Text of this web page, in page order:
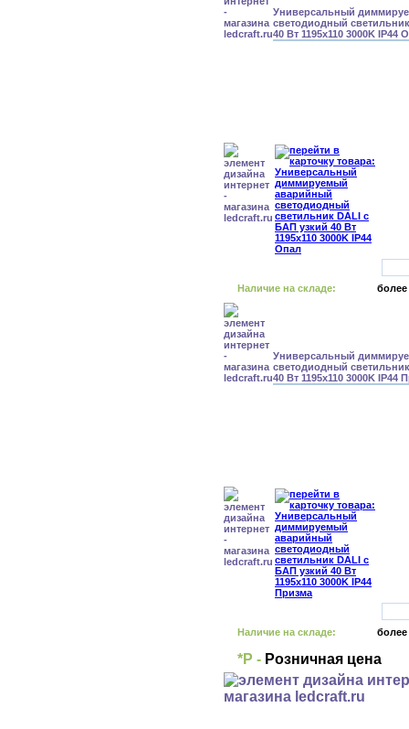
Универсальный
светодиодный
40 Вт 1195x110 3000K IP44
Наличие на складе: более
Универсальный
светодиодный
40 Вт 1195x110 3000K IP44
Наличие на складе: более
*Р - Розничная цена